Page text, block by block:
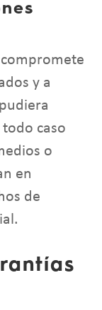
y a
caso
o
en
de